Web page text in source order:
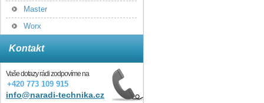
Master
Worx
Kontakt
Vaše dotazy rádi zodpovíme na
+420 773 109 915
info@naradi-technika.cz